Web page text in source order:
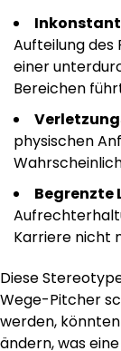
Aufteilung des
einer
Bereichen
physischen
Begrenzte
Karriere nicht
Diese
Wege-Pitcher
werden,
ändern, was